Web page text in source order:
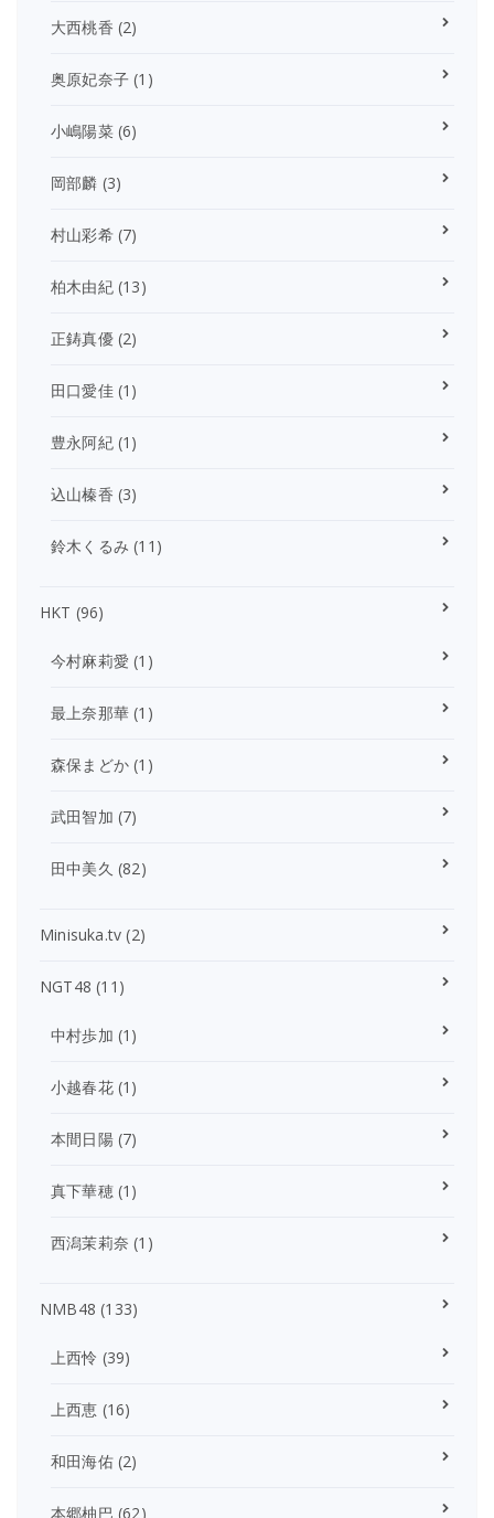
大西桃香 (2)
奥原妃奈子 (1)
小嶋陽菜(6)
岡部麟 (3)
村山彩希(7)
柏木由紀(13)
正鋳真優(2)
田口愛佳(1)
豊永阿紀(1)
込山榛香 (3)
鈴木くるみ (11)
HKT (96)
今村麻莉愛 (1)
最上奈那華 (1)
森保まどか (1)
武田智加 (7)
田中美久 (82)
Minisuka.tv (2)
NGT48 (11)
中村歩加 (1)
小越春花(1)
本間日陽(7)
真下華穂(1)
西潟茉莉奈 (1)
NMB48 (133)
上西怜 (39)
上西恵 (16)
和田海佑(2)
本郷柚巴 (62)